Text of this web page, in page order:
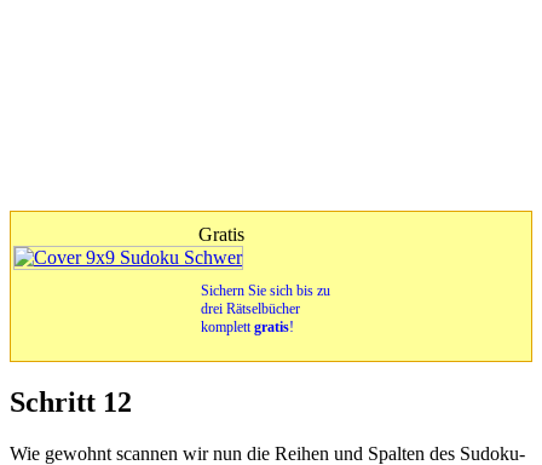
Gratis
Sichern Sie sich bis zu
drei Rätselbücher
komplettgratis!
Schritt 12
Wie gewohnt scannen wir nun die Reihen und Spalten des Sudoku-